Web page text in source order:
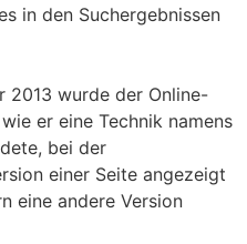
in den Suchergebnissen
2013 wurde der Online-
er eine Technik namens
bei der
einer Seite angezeigt
eine andere Version